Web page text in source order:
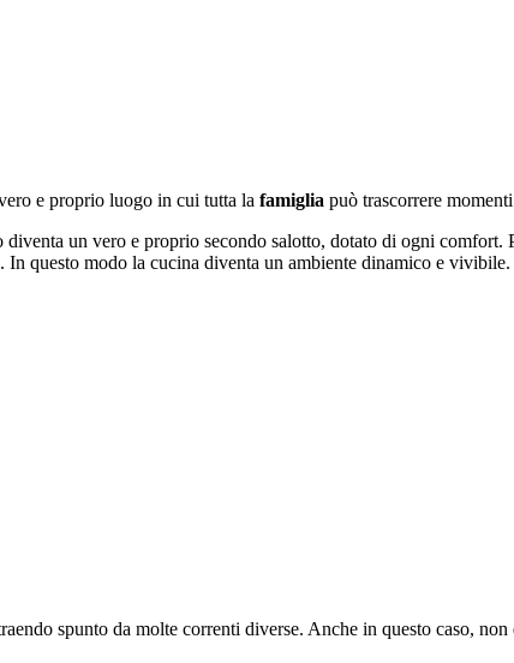
e proprio luogo in cui tutta la famiglia può trascorrere
un vero e proprio secondo salotto, dotato di ogni comfort.
questo modo la cucina diventa un ambiente dinamico e vivibile.
spunto da molte correnti diverse. Anche in questo caso,